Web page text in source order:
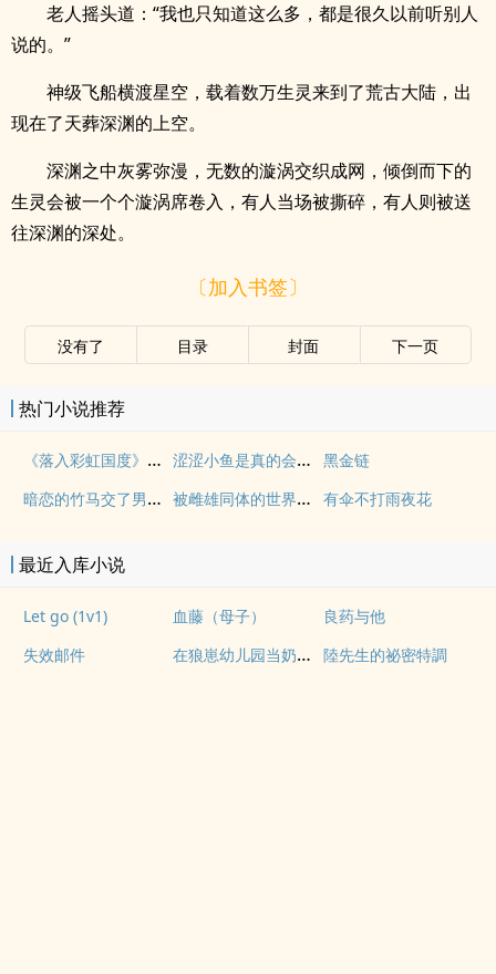
老人摇头道：“我也只知道这么多，都是很久以前听别人
说的。”
神级飞船横渡星空，载着数万生灵来到了荒古大陆，出
现在了天葬深渊的上空。
深渊之中灰雾弥漫，无数的漩涡交织成网，倾倒而下的
生灵会被一个个漩涡席卷入，有人当场被撕碎，有人则被送
往深渊的深处。
〔加入书签〕
没有了 目录 封面 下一页
热门小说推荐
《落入彩虹国度》穿越+西幻+言情 涩涩小鱼是真的会被干透 黑金链
暗恋的竹马交了男朋友（bg，弯掰直，1v2） 被雌雄同体的世界爆炒了（玄幻nph） 有伞不打雨夜花
最近入库小说
Let go (1v1) 血藤（母子）
良药与他
失效邮件
在狼崽幼儿园当奶爸的日常 陸先生的祕密特調